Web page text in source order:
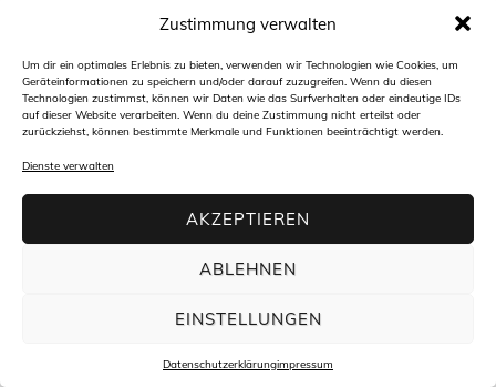
Zustimmung verwalten
Um dir ein optimales Erlebnis zu bieten, verwenden wir Technologien wie Cookies, um
Geräteinformationen zu speichern und/oder darauf zuzugreifen. Wenn du diesen
Technologien zustimmst, können wir Daten wie das Surfverhalten oder eindeutige IDs
auf dieser Website verarbeiten. Wenn du deine Zustimmung nicht erteilst oder
zurückziehst, können bestimmte Merkmale und Funktionen beeinträchtigt werden.
Dienste verwalten
AKZEPTIEREN
ABLEHNEN
EINSTELLUNGEN
Datenschutzerklärungimpressum
Architekturbüro freiraum4plus
Hasengartenstraße 44
t +49(0)611 94 58 45 30
f +49(0)611 94 58 45 34
minfo@freiraum4plus.de